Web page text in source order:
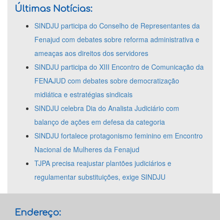
Últimas Notícias:
SINDJU participa do Conselho de Representantes da
Fenajud com debates sobre reforma administrativa e
ameaças aos direitos dos servidores
SINDJU participa do XIII Encontro de Comunicação da
FENAJUD com debates sobre democratização
midiática e estratégias sindicais
SINDJU celebra Dia do Analista Judiciário com
balanço de ações em defesa da categoria
SINDJU fortalece protagonismo feminino em Encontro
Nacional de Mulheres da Fenajud
TJPA precisa reajustar plantões judiciários e
regulamentar substituições, exige SINDJU
Endereço: